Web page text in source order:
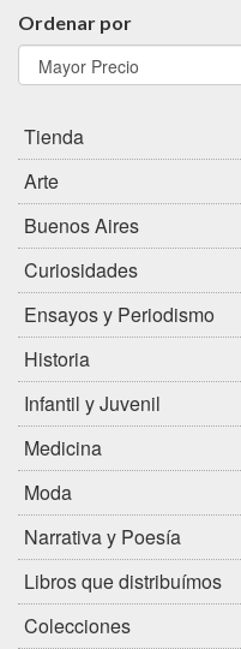
Ordenar por
Tienda
Arte
Buenos Aires
Curiosidades
Ensayos y Periodismo
Historia
Infantil y Juvenil
Medicina
Moda
Narrativa y Poesía
Libros que distribuímos
Colecciones